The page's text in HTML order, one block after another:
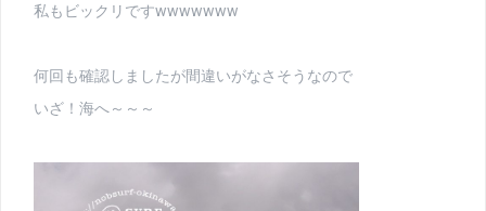
私もビックリですwwwwwww
何回も確認しましたが間違いがなさそうなので
いざ！海へ～～～